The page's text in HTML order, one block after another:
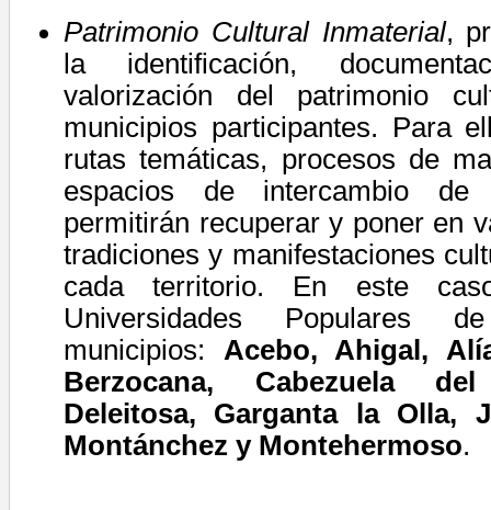
Patrimonio Cultural Inmaterial,
la identificación,
valorización del patrimonio
municipios participantes. Para
rutas temáticas, procesos de
espacios de intercambio de
permitirán recuperar y poner en
tradiciones y manifestaciones
cada territorio. En este
Universidades Populares
municipios: Acebo, Ahigal,
Berzocana, Cabezuela
Deleitosa, Garganta la Olla,
Montánchez y Montehermoso.